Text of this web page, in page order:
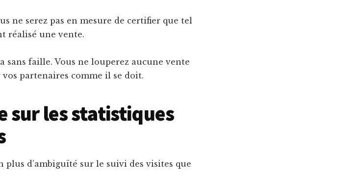
ne serez pas en mesure de certifier que tel
réalisé une vente.
sans faille. Vous ne louperez aucune vente
partenaires comme il se doit.
sur les statistiques
plus d’ambiguïté sur le suivi des visites que